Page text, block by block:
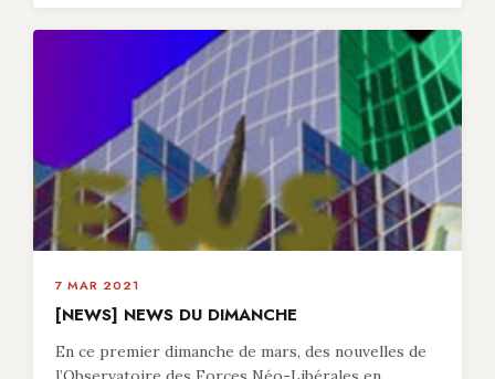
7 MAR 2021
[NEWS] NEWS DU DIMANCHE
En ce premier dimanche de mars, des nouvelles de